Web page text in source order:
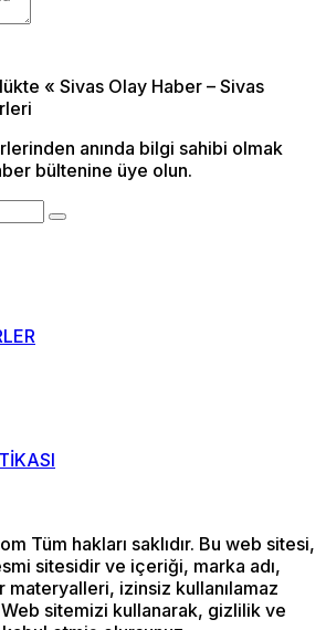
anında bilgi sahibi olmak
bültenine üye olun.
Tüm hakları saklıdır. Bu web sitesi,
sitesidir ve içeriği, marka adı,
materyalleri, izinsiz kullanılamaz
sitemizi kullanarak, gizlilik ve